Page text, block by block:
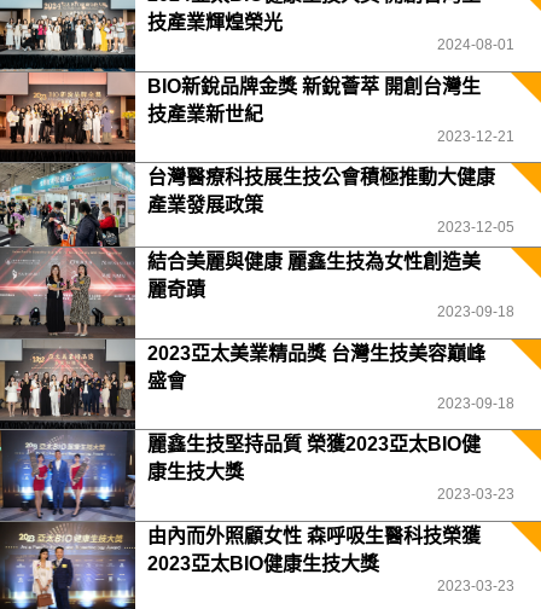
技產業輝煌榮光
2024-08-01
BIO新銳品牌金獎 新銳薈萃 開創台灣生
技產業新世紀
2023-12-21
台灣醫療科技展生技公會積極推動大健康
產業發展政策
2023-12-05
結合美麗與健康 麗鑫生技為女性創造美
麗奇蹟
2023-09-18
2023亞太美業精品獎 台灣生技美容巔峰
盛會
2023-09-18
麗鑫生技堅持品質 榮獲2023亞太BIO健
康生技大獎
2023-03-23
由內而外照顧女性 森呼吸生醫科技榮獲
2023亞太BIO健康生技大獎
2023-03-23